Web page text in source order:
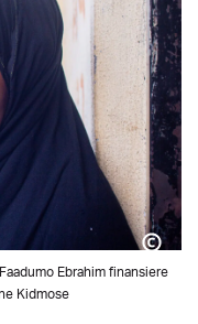
Ebrahim finansiere
Kidmose